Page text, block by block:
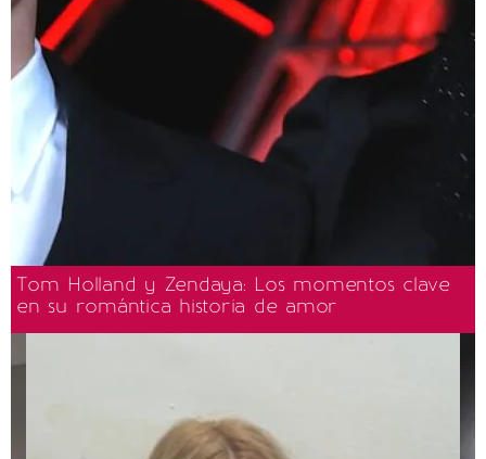
Tom Holland y Zendaya: Los momentos clave
en su romántica historia de amor